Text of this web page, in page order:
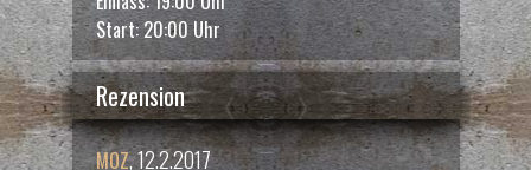
Start: 20:00 Uhr
Rezension
MOZ, 12.2.2017